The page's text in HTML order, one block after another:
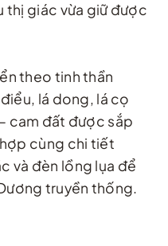
thị giác vừa giữ được
theo tinh thần
lá dong, lá cọ
cam đất được sắp
cùng chi tiết
và đèn lồng lụa để
truyền thống.